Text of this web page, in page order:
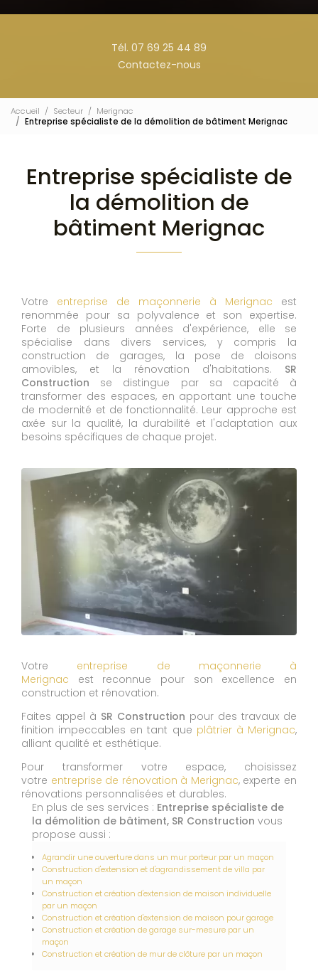
Tél. 07 69 25 44 89
Contactez-nous
Accueil Secteur
Merignac
Entreprise spécialiste de la démolition de bâtiment Merignac
Entreprise spécialiste de
la démolition de
bâtiment Merignac
Votre entreprise de maçonnerie à Merignac est
renommée pour sa polyvalence et son expertise.
Forte de plusieurs années d'expérience, elle se
spécialise dans divers services, y compris la
construction de garages, la pose de cloisons
amovibles, et la rénovation d'habitations. SR
Construction se distingue par sa capacité à
transformer des espaces, en apportant une touche
de modernité et de fonctionnalité. Leur approche est
axée sur la qualité, la durabilité et l'adaptation aux
besoins spécifiques de chaque projet.
Votre entreprise de maçonnerie à
Merignac est reconnue pour son excellence en
construction et rénovation.
Faites appel à SR Construction pour des travaux de
finition impeccables en tant que plâtrier à Merignac,
alliant qualité et esthétique.
Pour transformer votre espace, choisissez
votre entreprise de rénovation à Merignac, experte en
rénovations personnalisées et durables.
En plus de ses services : Entreprise spécialiste de
la démolition de bâtiment, SR Construction vous
propose aussi :
Agrandir une ouverture dans un mur porteur par un maçon
Construction d'extension et d'agrandissement de villa par
un maçon
Construction et création d'extension de maison individuelle
par un maçon
Construction et création d'extension de maison pour garage
Construction et création de garage sur-mesure par un
maçon
Construction et création de mur de clôture par un maçon